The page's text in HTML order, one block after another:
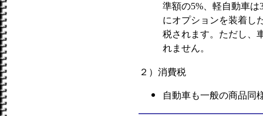
準額の5%、軽自動車
にオプションを装着し
税されます。ただし、
れません。
２）消費税
自動車も一般の商品同